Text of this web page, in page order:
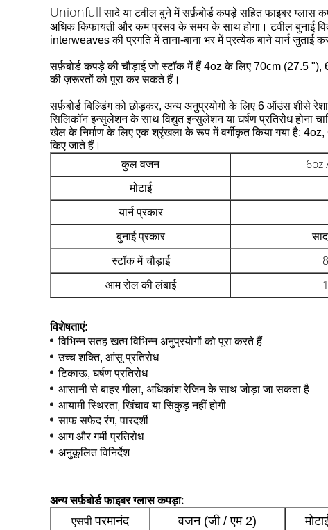
Unionfull सादे या टवील बुने में सर्फ़बोर्ड कपड़े सहित फाइबर ग्लास
अधिक किफायती और कम प्रसव के समय के साथ होगा। टवील बुनाई
interweaves की प्रगति में ताना-बाना भर में प्रत्येक बाने यार्न जुताई
सर्फ़बोर्ड कपड़े की चौड़ाई जो स्टॉक में हैं 4oz के लिए 70cm (27.5 "),
की ज़रूरतों को पूरा कर सकते हैं।
सर्फ़बोर्ड बिल्डिंग को छोड़कर, अन्य अनुप्रयोगों के लिए 6 ऑउंस शीसे
सिलिकॉन इन्सुलेशन के साथ विद्युत इन्सुलेशन या घर्षण प्रतिरोध होना
खेल के निर्माण के लिए एक श्रृंखला के रूप में वर्गीकृत किया गया है:
किए जाते हैं।
कुल वजन
6oz
मोटाई
यार्न प्रकार
बुनाई प्रकार
स्टॉक में चौड़ाई
आम रोल की लंबाई
विशेषताएं:
विभिन्न सतह खत्म विभिन्न अनुप्रयोगों को पूरा करते हैं
उच्च शक्ति, आंसू प्रतिरोध
टिकाऊ, घर्षण प्रतिरोध
आसानी से बाहर गीला, अधिकांश रेजिन के साथ जोड़ा जा सकता है
आयामी स्थिरता, खिंचाव या सिकुड़ नहीं होगी
साफ सफेद रंग, पारदर्शी
आग और गर्मी प्रतिरोध
अनुकूलित विनिर्देश
अन्य सर्फ़बोर्ड फाइबर ग्लास कपड़ा:
एसपीपरमानंद वजन (जी / एम 2)